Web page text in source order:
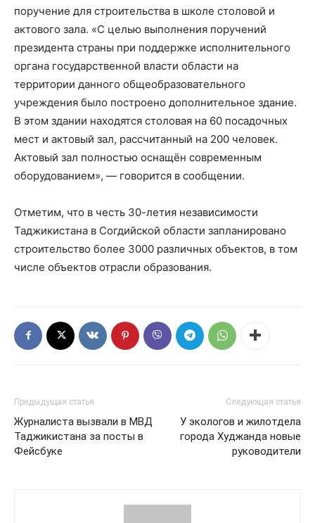
поручение для строительства в школе столовой и
актового зала. «С целью выполнения поручений
президента страны при поддержке исполнительного
органа государственной власти области на
территории данного общеобразовательного
учреждения было построено дополнительное здание.
В этом здании находятся столовая на 60 посадочных
мест и актовый зал, рассчитанный на 200 человек.
Актовый зал полностью оснащён современным
оборудованием», — говорится в сообщении.
Отметим, что в честь 30-летия независимости
Таджикистана в Согдийской области запланировано
строительство более 3000 различных объектов, в том
числе объектов отрасли образования.
Предыдущая статья
Журналиста вызвали в МВД
Таджикистана за посты в
Фейсбуке
Следующая статья
У экологов и жилотдела
города Худжанда новые
руководители